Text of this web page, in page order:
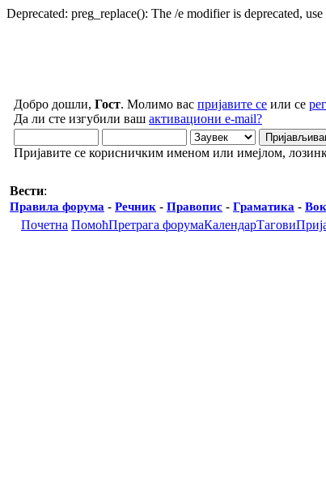
Deprecated: preg_replace(): The /e modifier is deprecated,
Добро дошли, Гост. Молимо вас пријавите се или се
Да ли сте изгубили ваш активациони e-mail?
Пријавите се корисничким именом или имејлом,
Вести:
Правила форума - Речник - Правопис - Граматика -
Почетна ПомоћПретрага форумаКалендарТагови